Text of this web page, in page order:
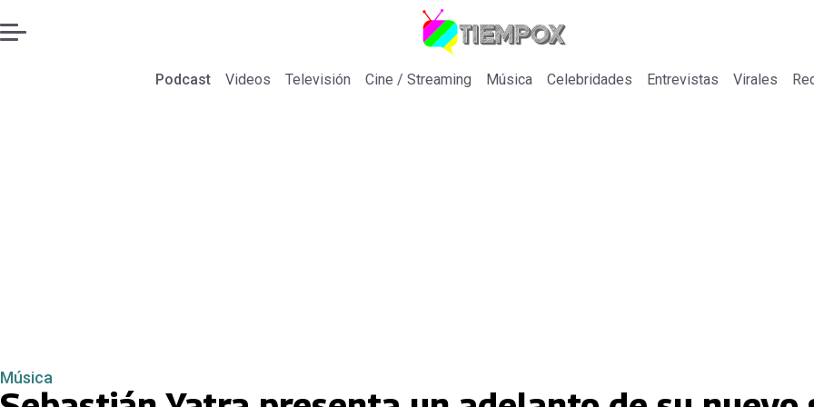
Podcast Videos Televisión Cine / Streaming Música Celebridades Entrevistas Virales
Música